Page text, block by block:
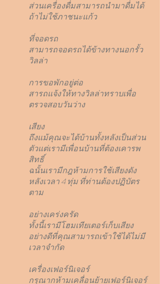
ส่วนเครื่องดื่มสามารถนำมาดื่มได้
ถ้าไม่ใช้ภาชนะแก้ว
ที่จอดรถ
สามารถจอดรถได้ข้างทางนอกรั้ว
วิลล่า
การขอพักอยู่ต่อ
สารถแจ้งให้ทางวิลล่าทราบเพื่อ
ตรวจสอบวันว่าง
เสียง
ถึงแม้คุณจะได้บ้านทั้งหลังเป็นส่วน
ตัวแต่เรามีเพื่อนบ้านที่ต้องเคารพ
สิทธิ์
ฉนั้นเรามีกฎห้ามการใช้เสียงดัง
หลังเวลา 4 ทุ่ม ที่ท่านต้องปฏิบัตร
ตาม
อย่างเคร่งครัด
ทั้งนี้เรามีโฮมเทียเตอร์เก็บเสียง
อย่างดีที่คุณสามารถเข้าใช้ได้ไม่มี
เวลาจำกัด
เครื่องเฟอร์นิเจอร์
กรุณากห้ามเคลื่อนย้ายเฟอร์นิเจอร์